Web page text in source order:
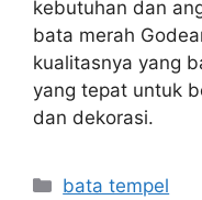
kebutuhan dan
bata merah
kualitasnya yang
yang tepat untuk
dan dekorasi.
Kategori
bata tempel